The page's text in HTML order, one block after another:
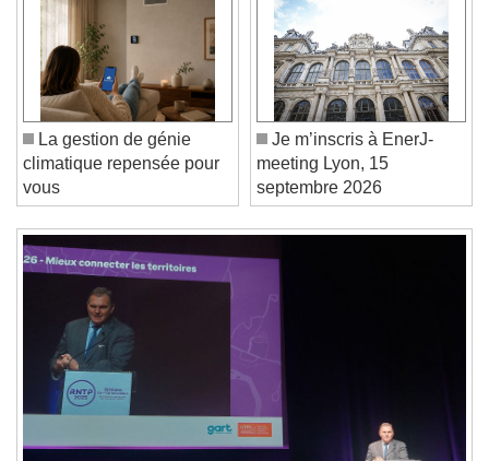
Video Player is loading.
Play Video
Play
Skip Backward
Skip Forward
Unmute
Current Time0:00
/
Duration-:-
Stream TypeLIVE
Seek to live, currently behind liveLIVE
Remaining Time-0:00
1x
Playback Rate
Chapters
Chapters
Descriptions
descriptions off, selected
La gestion de génie
climatique repensée pour
vous
Je m’inscris à EnerJ-
meeting Lyon, 15
septembre 2026